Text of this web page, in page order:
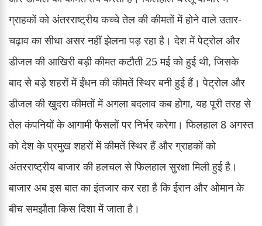
ग्राहकों को अंतरराष्ट्रीय कच्चे तेल की कीमतों में होने वाले उतार-
चढ़ाव का सीधा असर नहीं झेलना पड़ रहा है। देश में पेट्रोल और
डीजल की आखिरी बड़ी कीमत कटौती 25 मई को हुई थी, जिसके
बाद से बड़े शहरों में ईंधन की कीमतें स्थिर बनी हुई हैं। पेट्रोल और
डीजल की खुदरा कीमतों में अगला बदलाव कब होगा, यह पूरी तरह से
तेल कंपनियों के आगामी फैसलों पर निर्भर करेगा। फिलहाल 8 अगस्त
को देश के प्रमुख शहरों में कीमतें स्थिर हैं और ग्राहकों को
अंतरराष्ट्रीय बाजार की हलचल से फिलहाल सुरक्षा मिली हुई है।
बाजार अब इस बात का इंतजार कर रहा है कि ईरान और ओमान के
बीच समझौता किस दिशा में जाता है।